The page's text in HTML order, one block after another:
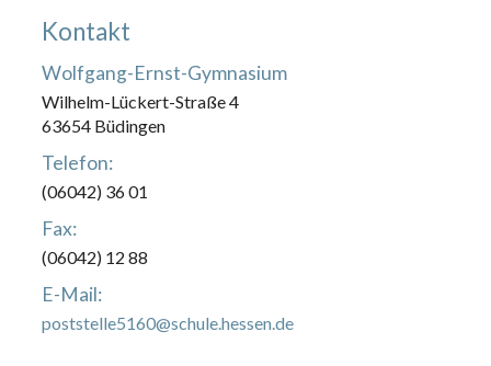
Kontakt
Wolfgang-Ernst-Gymnasium
Wilhelm-Lückert-Straße 4
63654 Büdingen
Telefon:
(06042) 36 01
Fax:
(06042) 12 88
E-Mail:
poststelle5160@schule.hessen.de